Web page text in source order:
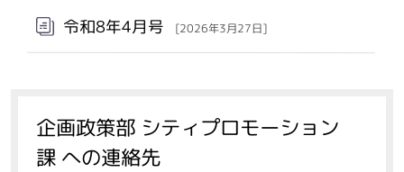
令和8年4月号 [2026年3月27日]
企画政策部 シティプロモーション
課 への連絡先